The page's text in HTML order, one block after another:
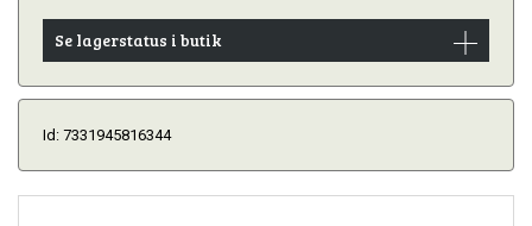
Se lagerstatus i butik
Id: 7331945816344